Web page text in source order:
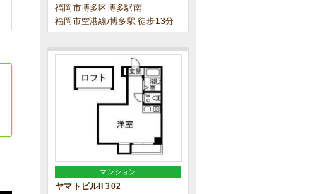
福岡市博多区博多駅南
福岡市空港線/博多駅 徒歩13分
マンション
ヤマトビルII 302